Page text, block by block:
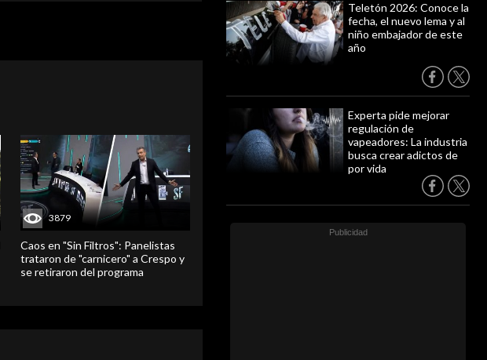
Teletón 2026: Conoce la
fecha, el nuevo lema y al
niño embajador de este
año
Experta pide mejorar
regulación de
vapeadores: La industria
busca crear adictos de
por vida
3879
Caos en "Sin Filtros": Panelistas
trataron de "carnicero" a Crespo y
se retiraron del programa